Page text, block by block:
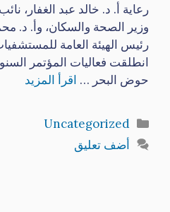
رعاية أ. د. خالد عبد الغفار،
وزير الصحة والسكان، وأ. د.
رئيس الهيئة العامة
انطلقت فعاليات المؤتمر
حوض البحر … اقرأ المزيد
التصنيفات
Uncategorized
أضف تعليق